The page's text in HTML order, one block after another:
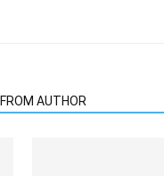
AUTHOR